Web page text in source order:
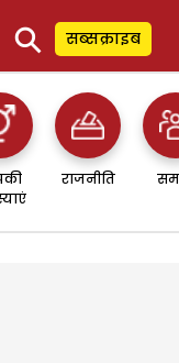
⚲ सब्सक्राइब
राजनीति